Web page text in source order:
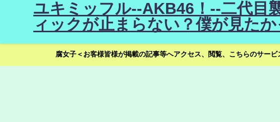
ユキミッフル--AKB46！--二代目
ィックが止まらない？僕が見た
腐女子＜お客様皆様が掲載の記事等へアクセス、閲覧、こちらのサー